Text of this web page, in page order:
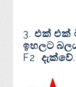
3. එක් එක්
ඉහලට
F2 දැක්වේ.